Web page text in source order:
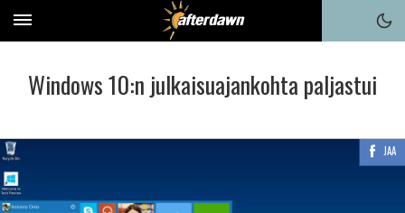
Windows 10:n julkaisuajankohta paljastui
JAA